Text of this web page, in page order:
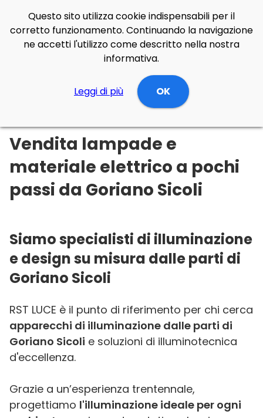
Illuminazione Online Abruzzo
L'Aquila
Vendita lampade e
materiale elettrico a pochi
passi da Goriano Sicoli
Siamo specialisti di illuminazione
e design su misura dalle parti di
Goriano Sicoli
RST LUCE è il punto di riferimento per chi cerca
apparecchi di illuminazione dalle parti di
Goriano Sicoli e soluzioni di illuminotecnica
d'eccellenza.
Grazie a un’esperienza trentennale,
progettiamo l'illuminazione ideale per ogni
Questo sito utilizza cookie indispensabili per il
corretto funzionamento. Continuando la navigazione
ne accetti l'utilizzo come descritto nella nostra
informativa.
Leggi di più OK